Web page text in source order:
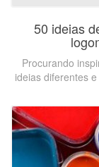
50 ideias
Procurando
ideias diferentes